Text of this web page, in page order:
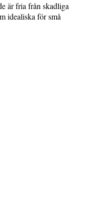
är fria från skadliga
idealiska för små